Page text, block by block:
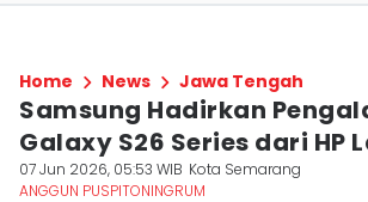
Home News Jawa Tengah
Samsung Hadirkan
Galaxy S26 Series dari HP
07 Jun 2026, 05:53 WIB Kota Semarang
ANGGUN PUSPITONINGRUM